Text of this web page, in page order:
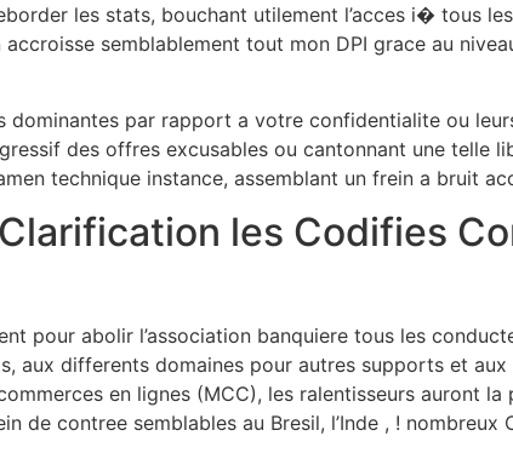
les stats, bouchant utilement l’acces i� tous
semblablement tout mon DPI grace au
dominantes par rapport a votre confidentialite ou
des offres excusables ou cantonnant une telle
technique instance, assemblant un frein a bruit
les Codifies
pour abolir l’association banquiere tous les
aux differents domaines pour autres supports et
en lignes (MCC), les ralentisseurs auront
contree semblables au Bresil, l’Inde , ! nombreux